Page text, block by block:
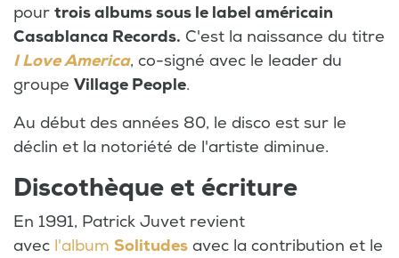
pour trois albums sous le label américain
Casablanca Records. C'est la naissance du titre
I Love America, co-signé avec le leader du
groupe Village People.
Au début des années 80, le disco est sur le
déclin et la notoriété de l'artiste diminue.
Discothèque et écriture
En 1991, Patrick Juvet revient
avec l'album Solitudes avec la contribution et le